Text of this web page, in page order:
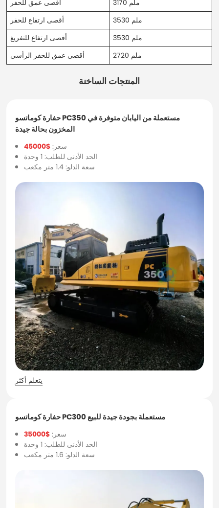
أقصى عمق للحفر
3170 ملم
أقصى ارتفاع للحفر
3530 ملم
أقصى ارتفاع للتفريغ
3530 ملم
أقصى عمق للحفر الرأسي
2720 ملم
المنتجات الساخنة
حفارة كوماتسو PC350 مستعملة من اليابان متوفرة في
المخزون بحالة جيدة
سعر: $45000
الحد الأدنى للطلب: 1 وحدة
سعة الدلو: 1.4 متر مكعب
يتعلم أكثر
حفارة كوماتسو PC300 مستعملة بجودة جيدة للبيع
سعر: $35000
الحد الأدنى للطلب: 1 وحدة
سعة الدلو: 1.6 متر مكعب